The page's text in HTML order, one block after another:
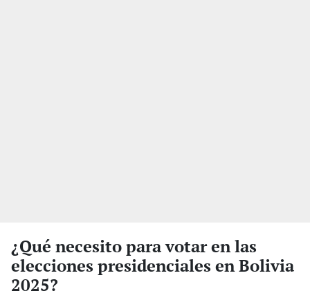
¿Qué necesito para votar en las
elecciones presidenciales en Bolivia
2025?